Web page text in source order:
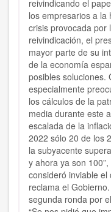
reivindicando el
los empresarios a
crisis provocada por
reivindicación, el
mayor parte de su
de la economía
posibles soluciones.
especialmente
los cálculos de la
media durante este
escalada de la
2022 sólo 20 de los
la subyacente
y ahora ya son
consideró inviable
reclama el
segunda ronda por